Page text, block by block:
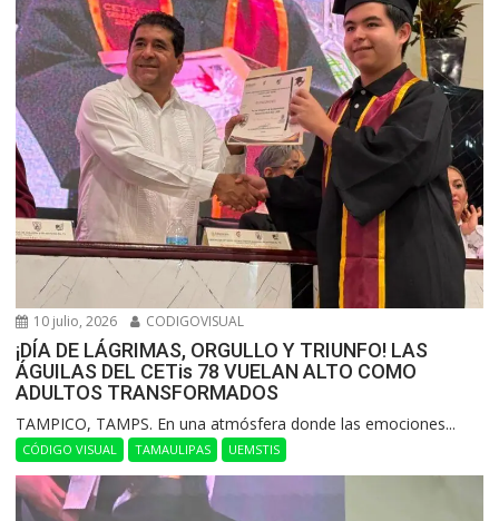
10 julio, 2026 CODIGOVISUAL
¡DÍA DE LÁGRIMAS, ORGULLO Y TRIUNFO! LAS
ÁGUILAS DEL CETis 78 VUELAN ALTO COMO
ADULTOS TRANSFORMADOS
​TAMPICO, TAMPS. En una atmósfera donde las emociones...
CÓDIGO VISUAL TAMAULIPAS UEMSTIS